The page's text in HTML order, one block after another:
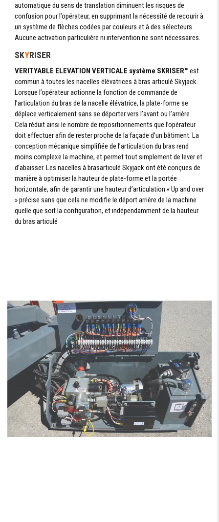
automatique du sens de translation diminuent les risques de
confusion pour l’opérateur, en supprimant la nécessité de recourir à
un système de flèches codées par couleurs et à des sélecteurs.
Aucune activation particulière ni intervention ne sont nécessaires.
SKYRISER
VERITYABLE ELEVATION VERTICALE système SKRISER™est
commun à toutes les nacelles élévatrices à bras articulé Skyjack.
Lorsque l’opérateur actionne la fonction de commande de
l’articulation du bras de la nacelle élévatrice, la plate-forme se
déplace verticalement sans se déporter vers l’avant ou l’arrière.
Cela réduit ainsi le nombre de repositionnements que l’opérateur
doit effectuer afin de rester proche de la façade d’un bâtiment. La
conception mécanique simplifiée de l’articulation du bras rend
moins complexe la machine, et permet tout simplement de lever et
d’abaisser. Les nacelles à brasarticulé Skyjack ont été conçues de
manière à optimiser la hauteur de plate-forme et la portée
horizontale, afin de garantir une hauteur d’articulation « Up and over
» précise sans que cela ne modifie le déport arrière de la machine
quelle que soit la configuration, et indépendamment de la hauteur
du bras articulé